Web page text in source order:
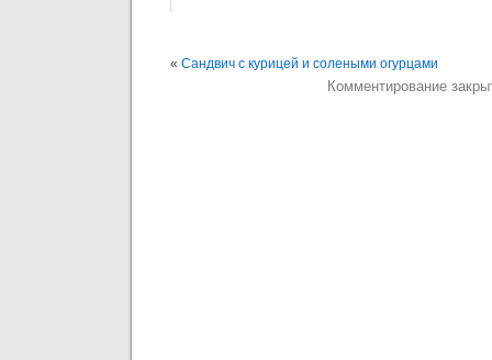
« Сандвич с курицей и солеными огурцами
Комментирование